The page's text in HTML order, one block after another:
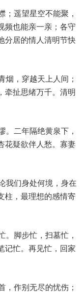
；遥望星空不能聚，
频也能亲一亲；各守
分居的情人清明节快
烟，穿越天上人间；
牵扯思绪万千。清明
。二年隔绝黄泉下，
花疑欲伴人愁。寡妻
我们身处何境，身在
柱，最理想的感情寄
。脚步忙，扫墓忙，
记忙。再见忙，回家
，作别无尽的忧伤；